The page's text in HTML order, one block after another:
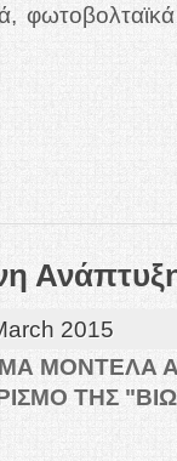
2015
ΜΟΝΤΕΛΑ
ΤΗΣ